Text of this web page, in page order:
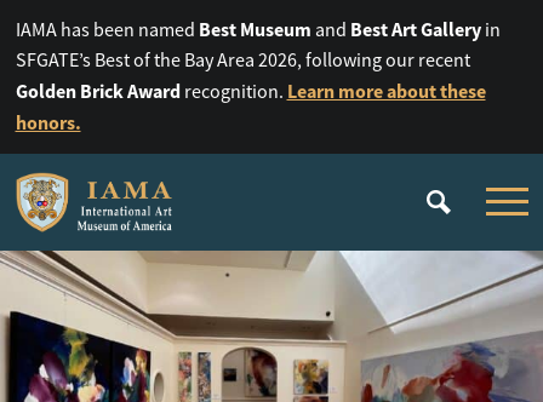
IAMA has been named Best Museum and Best Art Galleryin
SFGATE’s Best of the Bay Area 2026, following our recent
Golden Brick Awardrecognition. Learn more about these
honors.